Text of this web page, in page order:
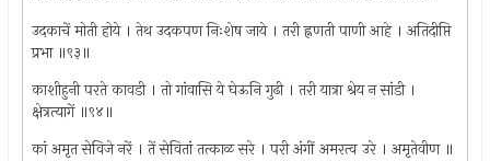
उदकाचें मोती होये । तेथ उदकपण निःशेष जाये । तरी ह्नणती पाणी आहे । अतिदीप्ति
प्रभा ॥९३॥
काशीहुनी परते कावडी । तो गांवासि ये घेऊनि गुढी । तरी यात्रा श्रेय न सांडी ।
क्षेत्रत्यागें ॥९४॥
कां अमृत सेविजे नरें । तें सेवितां तत्काळ सरे । परी अंगीं अमरत्व उरे । अमृतेवीण ॥